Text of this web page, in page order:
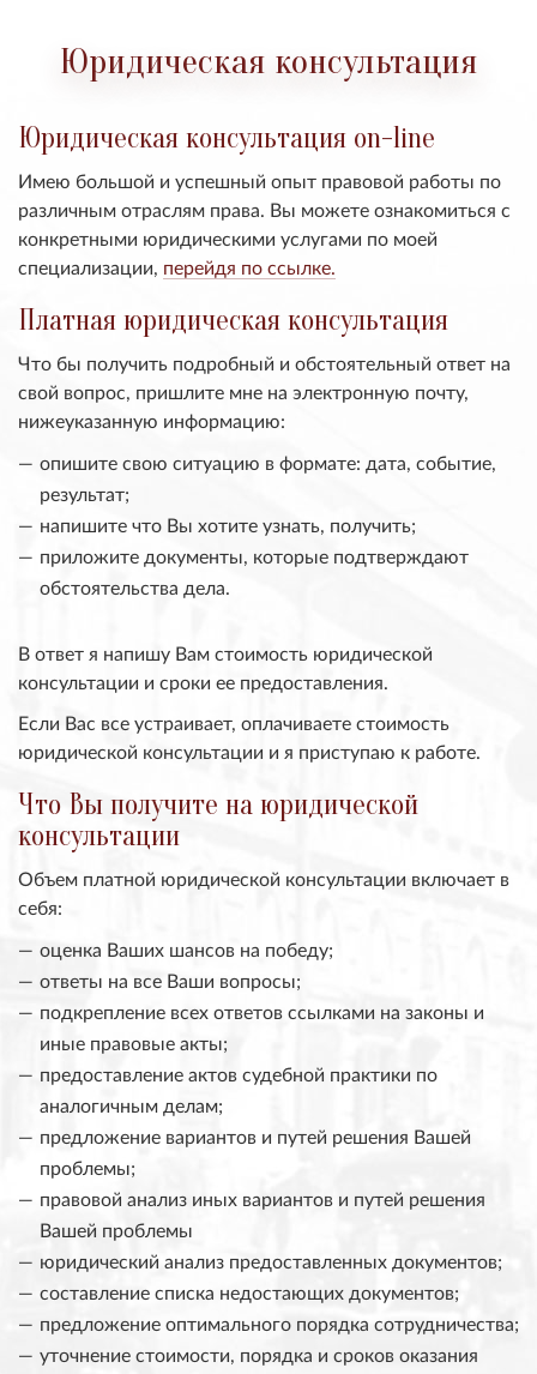
Юридическая консультация
Юридическая консультация on-line
Имею большой и успешный опыт правовой работы по
различным отраслям права. Вы можете ознакомиться с
конкретными юридическими услугами по моей
специализации, перейдя по ссылке.
Платная юридическая консультация
Что бы получить подробный и обстоятельный ответ на
свой вопрос, пришлите мне на электронную почту,
нижеуказанную информацию:
опишите свою ситуацию в формате: дата, событие,
результат;
напишите что Вы хотите узнать, получить;
приложите документы, которые подтверждают
обстоятельства дела.
В ответ я напишу Вам стоимость юридической
консультации и сроки ее предоставления.
Если Вас все устраивает, оплачиваете стоимость
юридической консультации и я приступаю к работе.
Что Вы получите на юридической
консультации
Объем платной юридической консультации включает в
себя:
оценка Ваших шансов на победу;
ответы на все Ваши вопросы;
подкрепление всех ответов ссылками на законы и
иные правовые акты;
предоставление актов судебной практики по
аналогичным делам;
предложение вариантов и путей решения Вашей
проблемы;
правовой анализ иных вариантов и путей решения
Вашей проблемы
юридический анализ предоставленных документов;
составление списка недостающих документов;
предложение оптимального порядка сотрудничества;
уточнение стоимости, порядка и сроков оказания